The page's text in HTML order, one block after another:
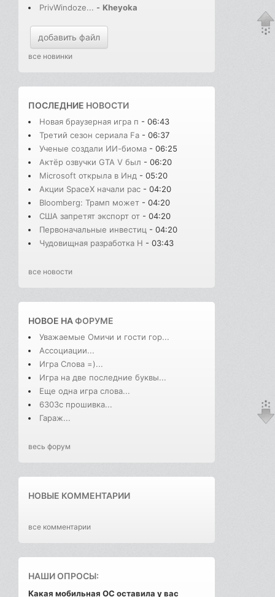
PrivWindoze... - Kheyoka
добавить файл
все новинки
ПОСЛЕДНИЕ НОВОСТИ
Новая браузерная игра п - 06:43
Третий сезон сериала Fa - 06:37
Ученые создали ИИ-биома - 06:25
Актёр озвучки GTA V был - 06:20
Microsoft открыла в Инд - 05:20
Акции SpaceX начали рас - 04:20
Bloomberg: Трамп может - 04:20
США запретят экспорт от - 04:20
Первоначальные инвестиц - 04:20
Чудовищная разработка H - 03:43
все новости
НОВОЕ НАФОРУМЕ
Уважаемые Омичи и гости гор...
Ассоциации...
Игра Слова =)...
Игра на две последние буквы...
Еще одна игра слова...
6303с прошивка...
Гараж...
весь форум
НОВЫЕ КОММЕНТАРИИ
все комментарии
НАШИ ОПРОСЫ:
Какая мобильная ОС оставила у вас